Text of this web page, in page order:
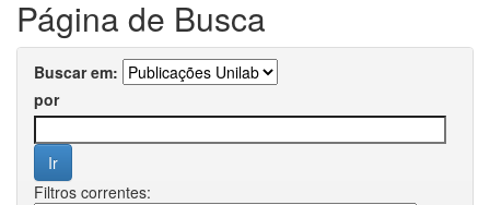
Página de Busca
Buscar em:
por
Filtros correntes: